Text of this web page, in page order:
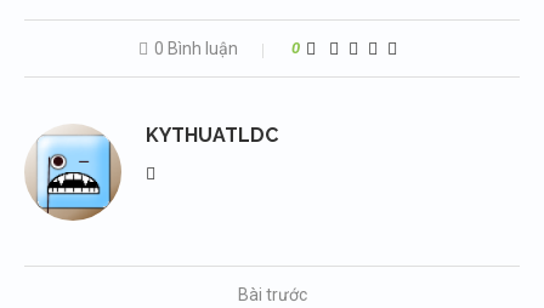
0 Bình luận 0
KYTHUATLDC
Bài trước